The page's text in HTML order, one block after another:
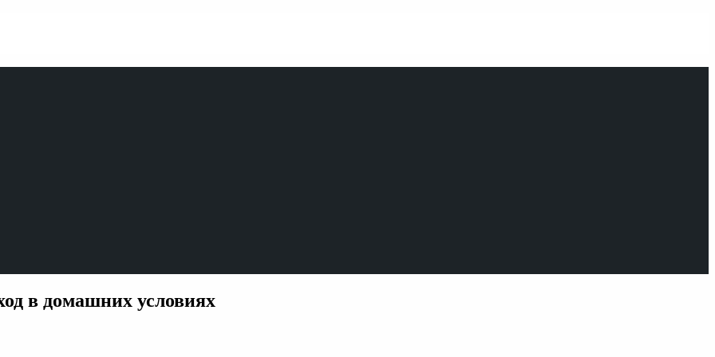
в домашних условиях